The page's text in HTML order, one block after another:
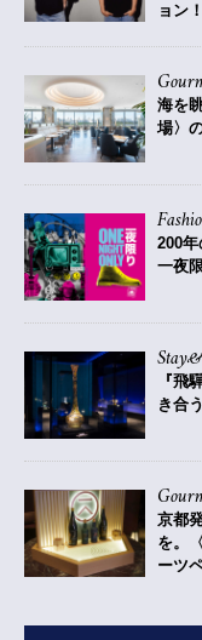
ョン！
海を
場〉
200
一夜
『飛
き合
京都
を。
ーツ